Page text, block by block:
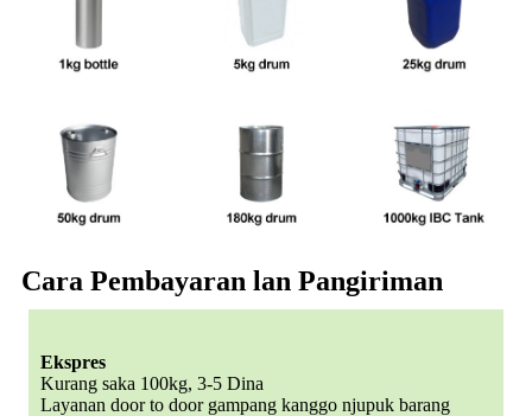
Cara Pembayaran lan Pangiriman
Ekspres
Kurang saka 100kg, 3-5 Dina
Layanan door to door gampang kanggo njupuk barang